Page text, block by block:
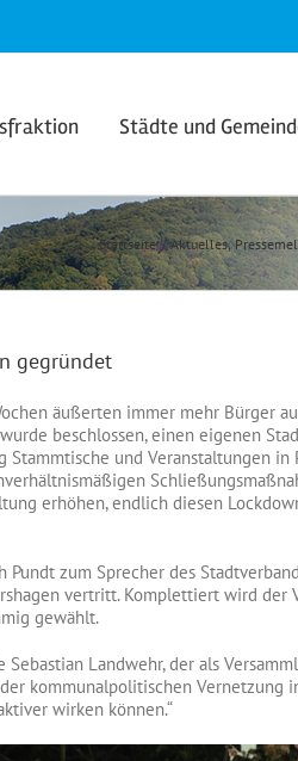
Städte und
Startseite Aktuelles
gegründet
äußerten immer mehr Bürger
beschlossen, einen eigenen
und Veranstaltungen
erhöhen, endlich diesen
zum Sprecher des
vertritt. Komplettiert wird der
gewählt.
Landwehr, der als
kommunalpolitischen Vernetzung
wirken können.“